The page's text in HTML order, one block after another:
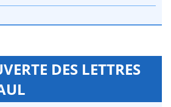
DES LETTRES